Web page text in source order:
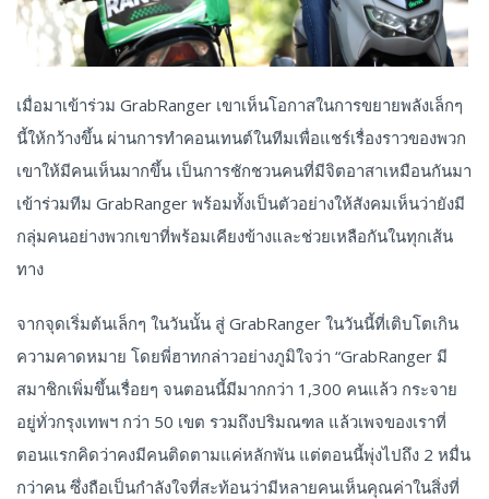
เมื่อมาเข้าร่วม GrabRanger เขาเห็นโอกาสในการขยายพลังเล็กๆ
นี้ให้กว้างขึ้น ผ่านการทำคอนเทนต์ในทีมเพื่อแชร์เรื่องราวของพวก
เขาให้มีคนเห็นมากขึ้น เป็นการชักชวนคนที่มีจิตอาสาเหมือนกันมา
เข้าร่วมทีม GrabRanger พร้อมทั้งเป็นตัวอย่างให้สังคมเห็นว่ายังมี
กลุ่มคนอย่างพวกเขาที่พร้อมเคียงข้างและช่วยเหลือกันในทุกเส้น
ทาง
จากจุดเริ่มต้นเล็กๆ ในวันนั้น สู่ GrabRanger ในวันนี้ที่เติบโตเกิน
ความคาดหมาย โดยพี่ฮาทกล่าวอย่างภูมิใจว่า “GrabRanger มี
สมาชิกเพิ่มขึ้นเรื่อยๆ จนตอนนี้มีมากกว่า 1,300 คนแล้ว กระจาย
อยู่ทั่วกรุงเทพฯ กว่า 50 เขต รวมถึงปริมณฑล แล้วเพจของเราที่
ตอนแรกคิดว่าคงมีคนติดตามแค่หลักพัน แต่ตอนนี้พุ่งไปถึง 2 หมื่น
กว่าคน ซึ่งถือเป็นกำลังใจที่สะท้อนว่ามีหลายคนเห็นคุณค่าในสิ่งที่